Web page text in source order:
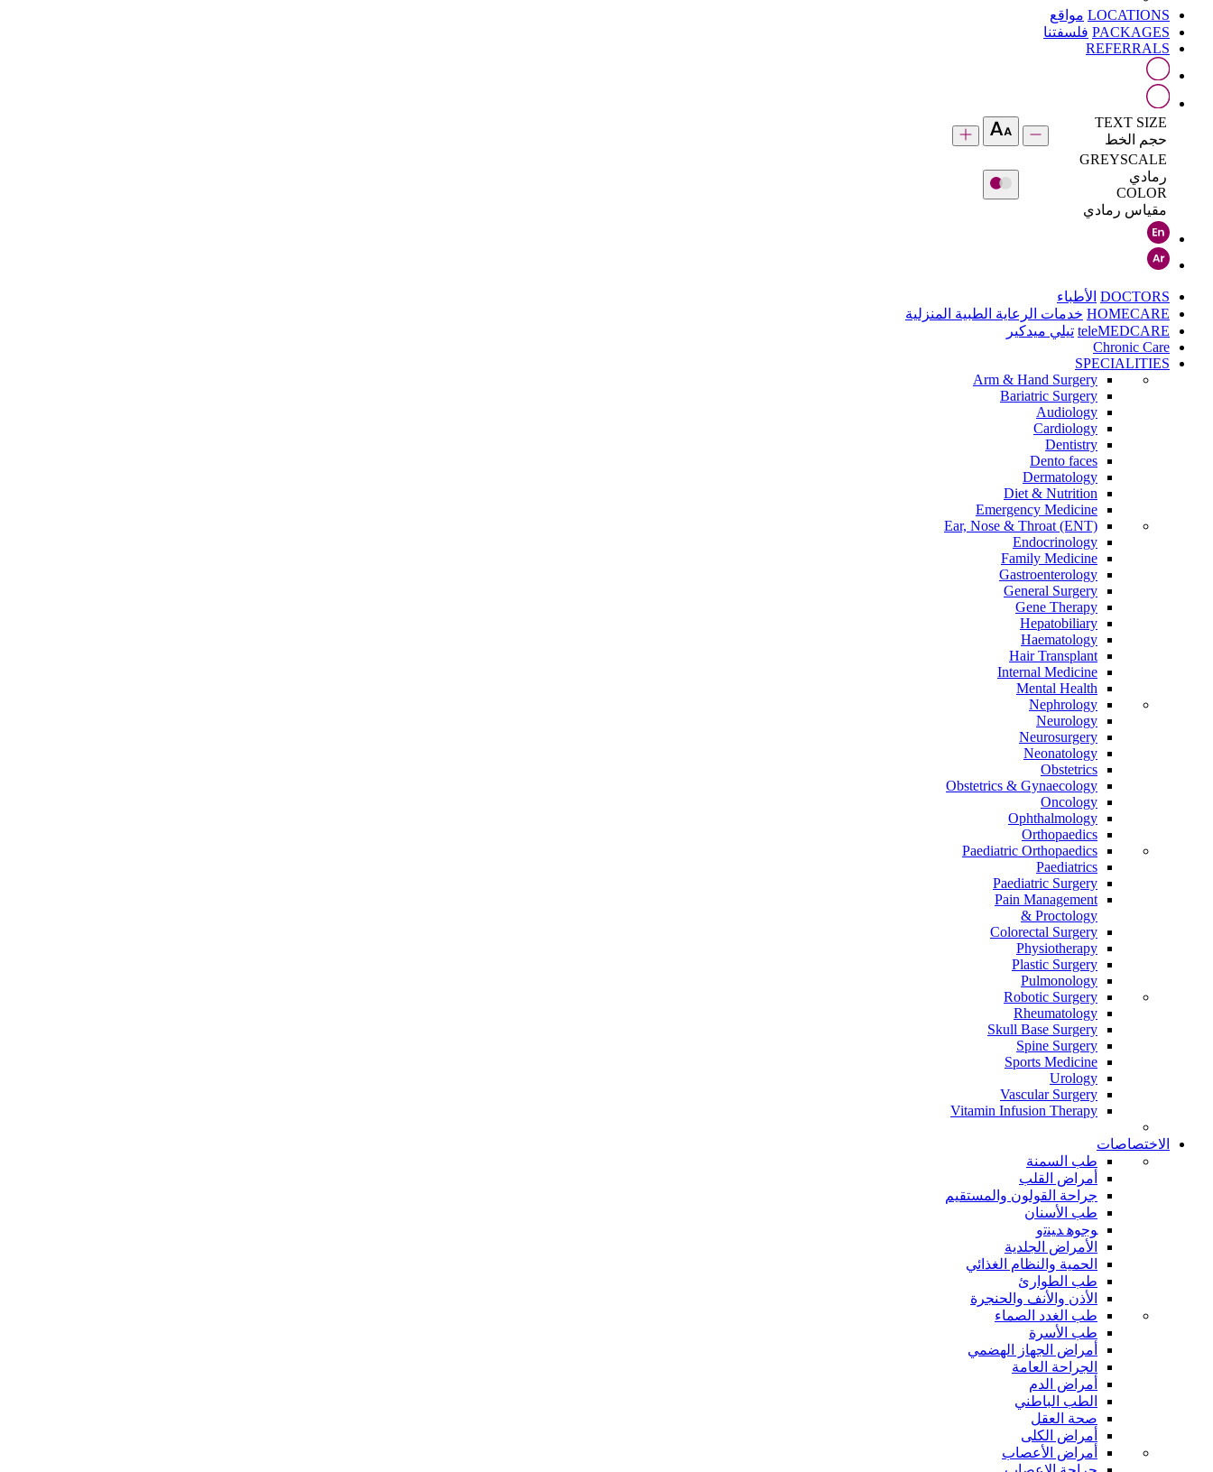
LOCATIONS مواقع
PACKAGES فلسفتنا
REFERRALS
TEXT SIZE
حجم الخط
GREYSCALE
رمادي
COLOR
مقياس رمادي
DOCTORS الأطباء
HOMECARE خدمات الرعاية الطبية المنزلية
teleMEDCARE تيلي ميدكير
Chronic Care
SPECIALITIES
Arm & Hand Surgery
Bariatric Surgery
Audiology
Cardiology
Dentistry
Dento faces
Dermatology
Diet & Nutrition
Emergency Medicine
Ear, Nose & Throat (ENT)
Endocrinology
Family Medicine
Gastroenterology
General Surgery
Gene Therapy
Hepatobiliary
Haematology
Hair Transplant
Internal Medicine
Mental Health
Nephrology
Neurology
Neurosurgery
Neonatology
Obstetrics
Obstetrics & Gynaecology
Oncology
Ophthalmology
Orthopaedics
Paediatric Orthopaedics
Paediatrics
Paediatric Surgery
Pain Management
Proctology &
Colorectal Surgery
Physiotherapy
Plastic Surgery
Pulmonology
Robotic Surgery
Rheumatology
Skull Base Surgery
Spine Surgery
Sports Medicine
Urology
Vascular Surgery
Vitamin Infusion Therapy
الاختصاصات
طب السمنة
أمراض القلب
جراحة القولون والمستقيم
طب الأسنان
ﻮﺟﻮﻫ ﺪﻴﻨﺗﻭ
الأمراض الجلدية
الحمية والنظام الغذائي
طب الطوارئ
الأذن والأنف والحنجرة
طب الغدد الصماء
طب الأسرة
أمراض الجهاز الهضمي
الجراحة العامة
أمراض الدم
الطب الباطني
صحة العقل
أمراض الكلى
أمراض الأعصاب